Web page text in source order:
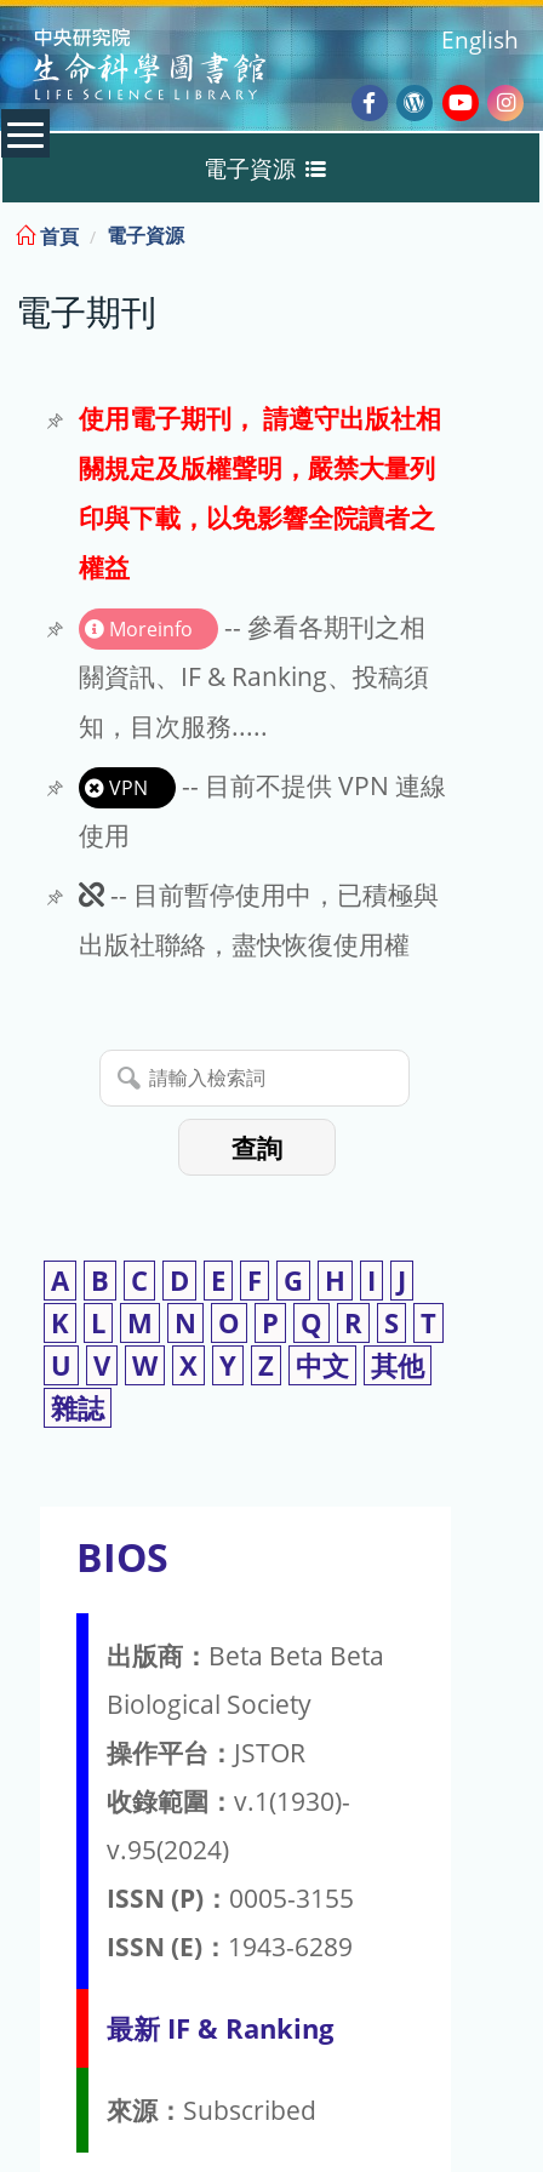
:::
Facebook
Wordpress
English
電子資源
電子期刊
試用
文章處理費
EndNote
首頁 電子資源
電子期刊
使用電子期刊， 請遵守出版社相
關規定及版權聲明，嚴禁大量列
印與下載，以免影響全院讀者之
權益
Moreinfo
-- 參看各期刊之相
關資訊、IF & Ranking、投稿須
知，目次服務.....
VPN
-- 目前不提供 VPN 連線
使用
此
期
暫
停
-- 目前暫停使用中，已積極與
出版社聯絡，盡快恢復使用權
請
輸
查詢
A B C D E F G H I
J
K
L M N O P Q R S T
U
V W X Y Z 中文 其他
雜誌
BIOS
出版商： Beta Beta Beta
Biological Society
操作平台： JSTOR
收錄範圍： v.1(1930)-
v.95(2024)
ISSN (P)： 0005-3155
ISSN (E)： 1943-6289
最新 IF & Ranking
來源： Subscribed